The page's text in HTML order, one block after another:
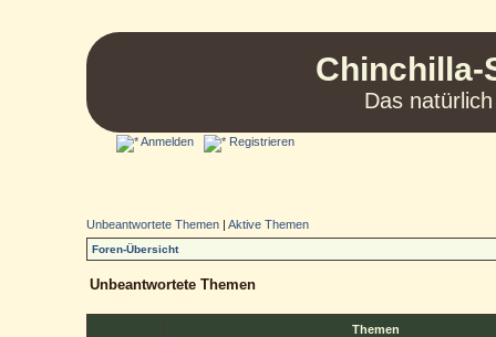
Chinchilla-
Das
Anmelden Registrieren
Unbeantwortete Themen |Aktive Themen
Foren-Übersicht
Unbeantwortete Themen
Themen